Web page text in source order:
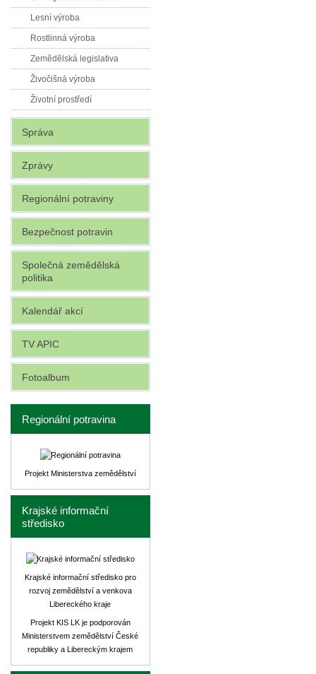
Lesní výroba
Rostlinná výroba
Zemědělská legislativa
Živočišná výroba
Životní prostředí
Správa
Zprávy
Regionální potraviny
Bezpečnost potravin
Společná zemědělská
politika
Kalendář akcí
TV APIC
Fotoalbum
Regionální potravina
Projekt Ministerstva zemědělství
Krajské informační
středisko
Krajské informační středisko pro
rozvoj zemědělství a venkova
Libereckého kraje
Projekt KIS LK je podporován
Ministerstvem zemědělství České
republiky a Libereckým krajem